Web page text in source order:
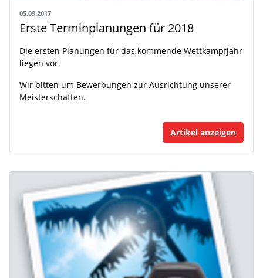
05.09.2017
Erste Terminplanungen für 2018
Die ersten Planungen für das kommende Wettkampfjahr
liegen vor.
Wir bitten um Bewerbungen zur Ausrichtung unserer
Meisterschaften.
Artikel anzeigen